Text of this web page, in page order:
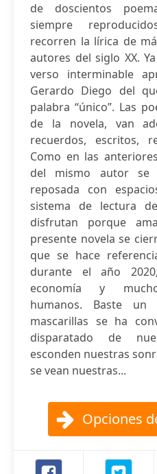
de doscientos
siempre
recorren la lírica de
autores del siglo XX.
verso interminable
Gerardo Diego del
palabra “único”. Las
de la novela, van
recuerdos, escritos,
Como en las
del mismo autor
reposada con
sistema de lectura
disfrutan porque
presente novela se
que se hace
durante el año
economía y
humanos. Baste
mascarillas se ha
disparatado de
esconden nuestras
se vean nuestras...
Opciones